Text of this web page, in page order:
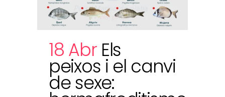
18 Abr Els
peixos i el canvi
de sexe: